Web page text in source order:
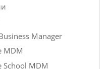
Manager
MDM
School MDM